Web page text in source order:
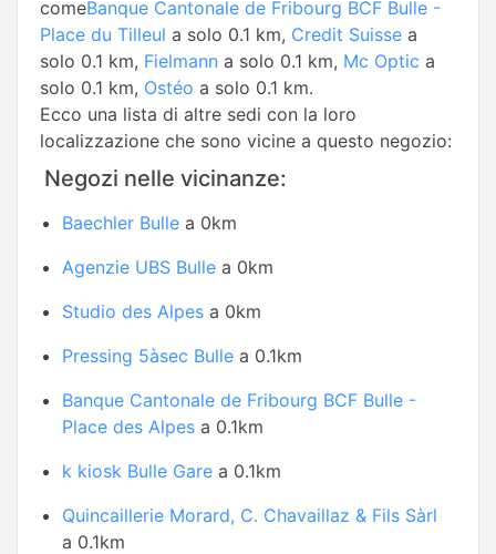
comeBanque Cantonale de Fribourg BCF Bulle -
Place du Tilleul a solo 0.1 km, Credit Suisse a
solo 0.1 km, Fielmann a solo 0.1 km, Mc Optic a
solo 0.1 km, Ostéo a solo 0.1 km.
Ecco una lista di altre sedi con la loro
localizzazione che sono vicine a questo negozio:
Negozi nelle vicinanze:
Baechler Bulle a 0km
Agenzie UBS Bulle a 0km
Studio des Alpes a 0km
Pressing 5àsec Bulle a 0.1km
Banque Cantonale de Fribourg BCF Bulle -
Place des Alpes a 0.1km
k kiosk Bulle Gare a 0.1km
Quincaillerie Morard, C. Chavaillaz & Fils Sàrl
a 0.1km